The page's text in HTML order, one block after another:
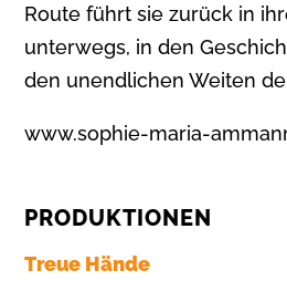
Route führt sie zurück in
unterwegs, in den
den unendlichen Weiten
www.sophie-maria-
PRODUKTIONEN
Treue Hände